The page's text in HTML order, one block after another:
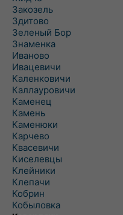
Закозель
Здитово
Зеленый Бор
Знаменка
Иваново
Ивацевичи
Каленковичи
Каллауровичи
Каменец
Камень
Каменюки
Карчево
Квасевичи
Киселевцы
Клейники
Клепачи
Кобрин
Кобыловка